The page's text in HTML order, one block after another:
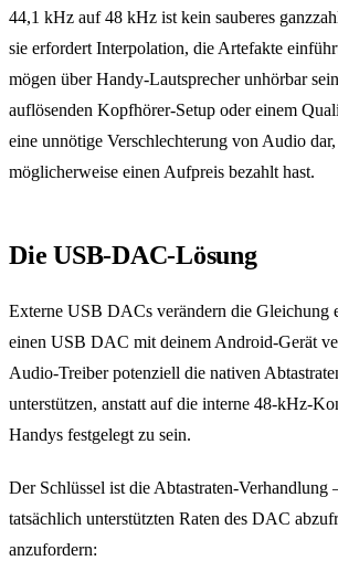
44,1 kHz auf 48 kHz ist kein sauberes
sie erfordert Interpolation, die Artefakte
mögen über Handy-Lautsprecher unhörbar
auflösenden Kopfhörer-Setup oder einem
eine unnötige Verschlechterung von Audio
möglicherweise einen Aufpreis bezahlt hast.
Die USB-DAC-Lösung
Externe USB DACs verändern die Gleichung
einen USB DAC mit deinem Android-Gerät
Audio-Treiber potenziell die nativen
unterstützen, anstatt auf die interne 48-kHz-
Handys festgelegt zu sein.
Der Schlüssel ist die Abtastraten-
tatsächlich unterstützten Raten des DAC
anzufordern: